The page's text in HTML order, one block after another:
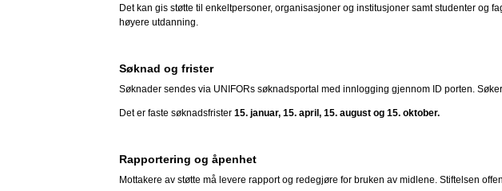
Det kan gis støtte til enkeltpersoner, organisasjoner og institusjoner samt studenter
høyere utdanning.
Søknad og frister
Søknader sendes via UNIFORs søknadsportal med innlogging gjennom ID porten.
Det er faste søknadsfrister15. januar, 15. april, 15. august og 15. oktober.
Rapportering og åpenhet
Mottakere av støtte må levere rapport og redegjøre for bruken av midlene. Stiftelsen